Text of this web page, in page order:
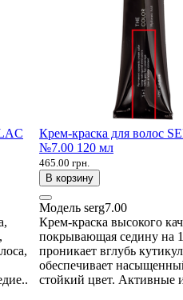
Крем-краска для волос
№7.00 120 мл
465.00 грн.
В корзину
Модель serg7.00
Крем-краска высокого
покрывающая седину на
проникает вглубь
обеспечивает
стойкий цвет. Активные